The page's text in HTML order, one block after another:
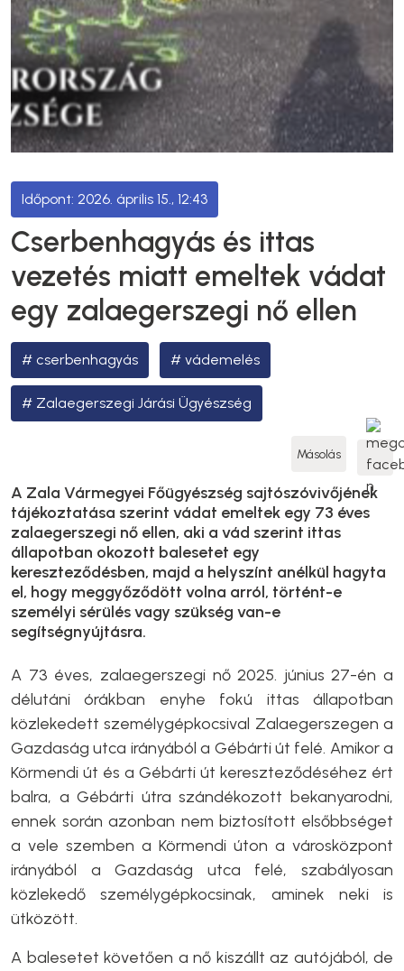
2026. április 15., 12:43
Cserbenhagyás és ittas
vezetés miatt emeltek vádat
egy zalaegerszegi nő ellen
cserbenhagyás vádemelés
Zalaegerszegi Járási Ügyészség
Másolás
A Zala Vármegyei Főügyészség sajtószóvivőjének
tájékoztatása szerint vádat emeltek egy 73 éves
zalaegerszegi nő ellen, aki a vád szerint ittas
állapotban okozott balesetet egy
kereszteződésben, majd a helyszínt anélkül hagyta
el, hogy meggyőződött volna arról, történt-e
személyi sérülés vagy szükség van-e
segítségnyújtásra.
A 73 éves, zalaegerszegi nő 2025. június 27-én a
délutáni órákban enyhe fokú ittas állapotban
közlekedett személygépkocsival Zalaegerszegen a
Gazdaság utca irányából a Gébárti út felé. Amikor a
Körmendi út és a Gébárti út kereszteződéséhez ért
balra, a Gébárti útra szándékozott bekanyarodni,
ennek során azonban nem biztosított elsőbbséget
a vele szemben a Körmendi úton a városközpont
irányából a Gazdaság utca felé, szabályosan
közlekedő személygépkocsinak, aminek neki is
ütközött.
A balesetet követően a nő kiszállt az autójából, de